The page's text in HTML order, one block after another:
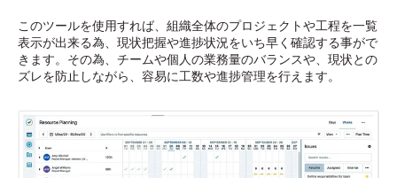
このツールを使用すれば、組織全体のプロジェクトや工程を一覧
表示が出来る為、現状把握や進捗状況をいち早く確認する事がで
きます。その為、チームや個人の業務量のバランスや、現状との
ズレを防止しながら、容易に工数や進捗管理を行えます。